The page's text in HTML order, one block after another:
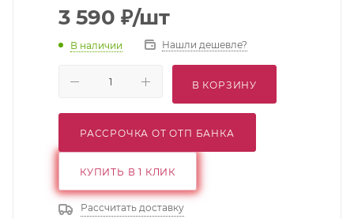
3 590 ₽/шт
В наличии Нашли дешевле?
В КОРЗИНУ
РАССРОЧКА ОТ ОТП БАНКА
КУПИТЬ В 1 КЛИК
Рассчитать доставку